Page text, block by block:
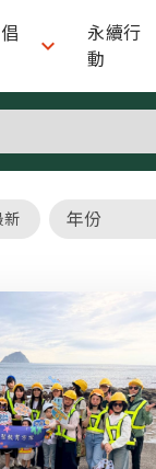

永續行
動
新